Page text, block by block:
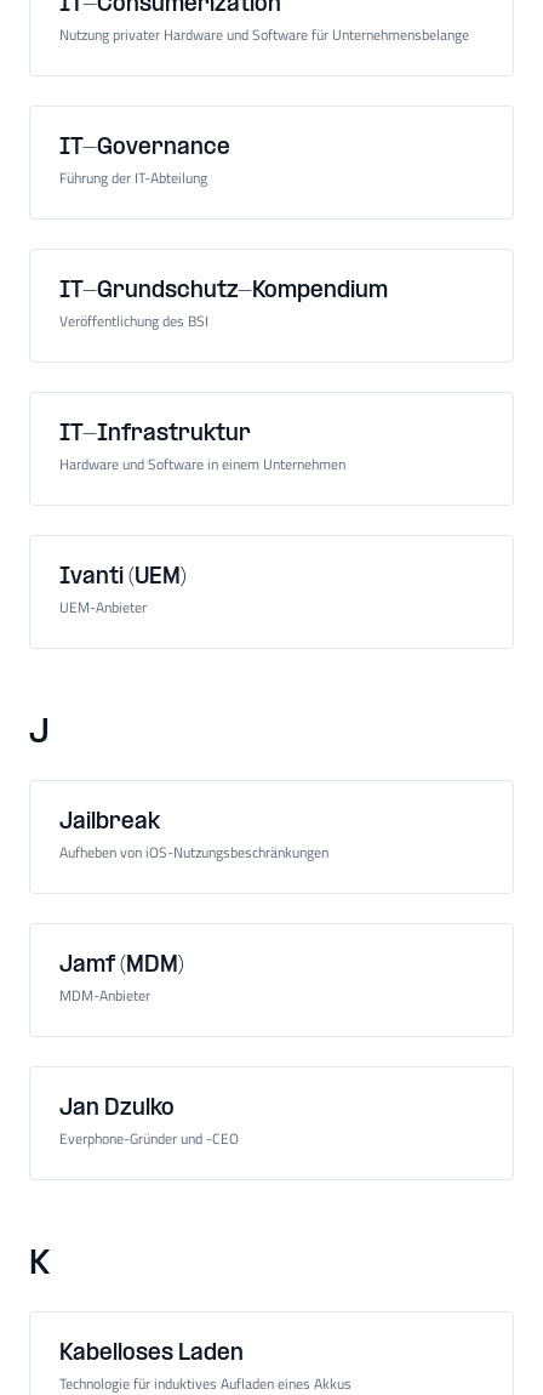
IT-Consumerization
Nutzung privater Hardware und Software für Unternehmensbelange
IT-Governance
Führung der IT-Abteilung
IT-Grundschutz-Kompendium
Veröffentlichung des BSI
IT-Infrastruktur
Hardware und Software in einem Unternehmen
Ivanti (UEM)
UEM-Anbieter
J
Jailbreak
Aufheben von iOS-Nutzungsbeschränkungen
Jamf (MDM)
MDM-Anbieter
Jan Dzulko
Everphone-Gründer und -CEO
K
Kabelloses Laden
Technologie für induktives Aufladen eines Akkus